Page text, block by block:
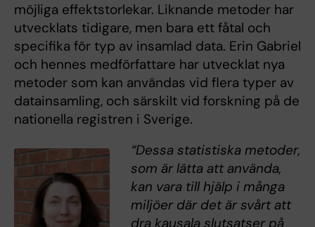
möjliga effektstorlekar. Liknande metoder har
utvecklats tidigare, men bara ett fåtal och
specifika för typ av insamlad data. Erin Gabriel
och hennes medförfattare har utvecklat nya
metoder som kan användas vid flera typer av
datainsamling, och särskilt vid forskning på de
nationella registren i Sverige.
“Dessa statistiska metoder,
som är lätta att använda,
kan vara till hjälp i många
miljöer där det är svårt att
dra kausala slutsatser på